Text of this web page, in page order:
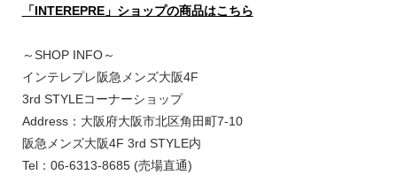
「INTEREPRE」ショップの商品はこちら
～SHOP INFO～
インテレプレ阪急メンズ大阪4F
3rd STYLEコーナーショップ
Address：大阪府大阪市北区角田町7-10
阪急メンズ大阪4F 3rd STYLE内
Tel：06-6313-8685 (売場直通)